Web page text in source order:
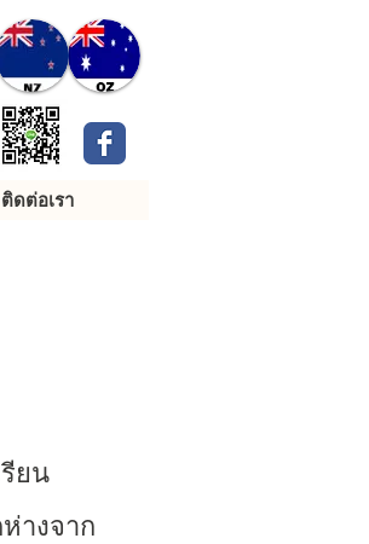
ติดต่อเรา
ยน
างจาก